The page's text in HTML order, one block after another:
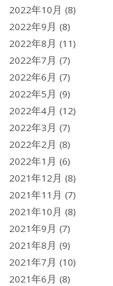
2022年10月 (8)
2022年9月 (8)
2022年8月 (11)
2022年7月 (7)
2022年6月 (7)
2022年5月 (9)
2022年4月 (12)
2022年3月 (7)
2022年2月 (8)
2022年1月 (6)
2021年12月 (8)
2021年11月 (7)
2021年10月 (8)
2021年9月 (7)
2021年8月 (9)
2021年7月 (10)
2021年6月 (8)